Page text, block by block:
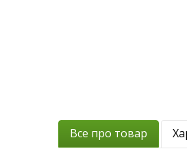
Все про товар